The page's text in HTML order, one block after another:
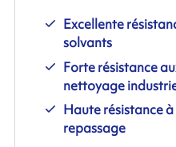
Excellente
solvants
Forte résistance
nettoyage
Haute résistance
repassage